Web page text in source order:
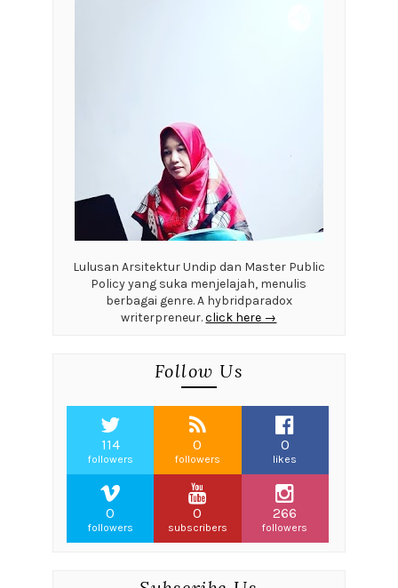
Lulusan Arsitektur Undip dan Master Public
Policy yang suka menjelajah, menulis
berbagai genre. A hybridparadox
writerpreneur.click here →
Follow Us
114
followers
0
followers
0
likes
0
followers
0
subscribers
266
followers